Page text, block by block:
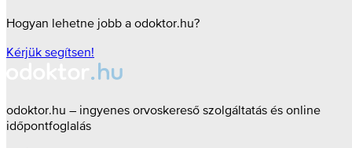
Hogyan lehetne jobb a odoktor.hu?
Kérjük segítsen!
odoktor.hu – ingyenes orvoskereső szolgáltatás és online
időpontfoglalás